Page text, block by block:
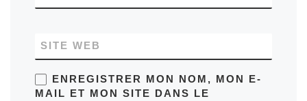
SITE WEB
ENREGISTRER MON NOM, MON E-
MAIL ET MON SITE DANS LE